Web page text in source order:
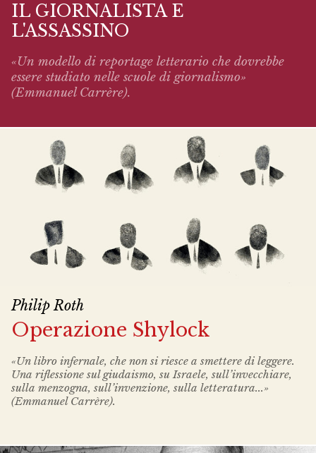
IL GIORNALISTA E
L'ASSASSINO
«Un modello di reportage letterario che dovrebbe
essere studiato nelle scuole di giornalismo»
(Emmanuel Carrère).
Philip Roth
Operazione Shylock
«Un libro infernale, che non si riesce a smettere di leggere.
Una riflessione sul giudaismo, su Israele, sull’invecchiare,
sulla menzogna, sull’invenzione, sulla letteratura...»
(Emmanuel Carrère).